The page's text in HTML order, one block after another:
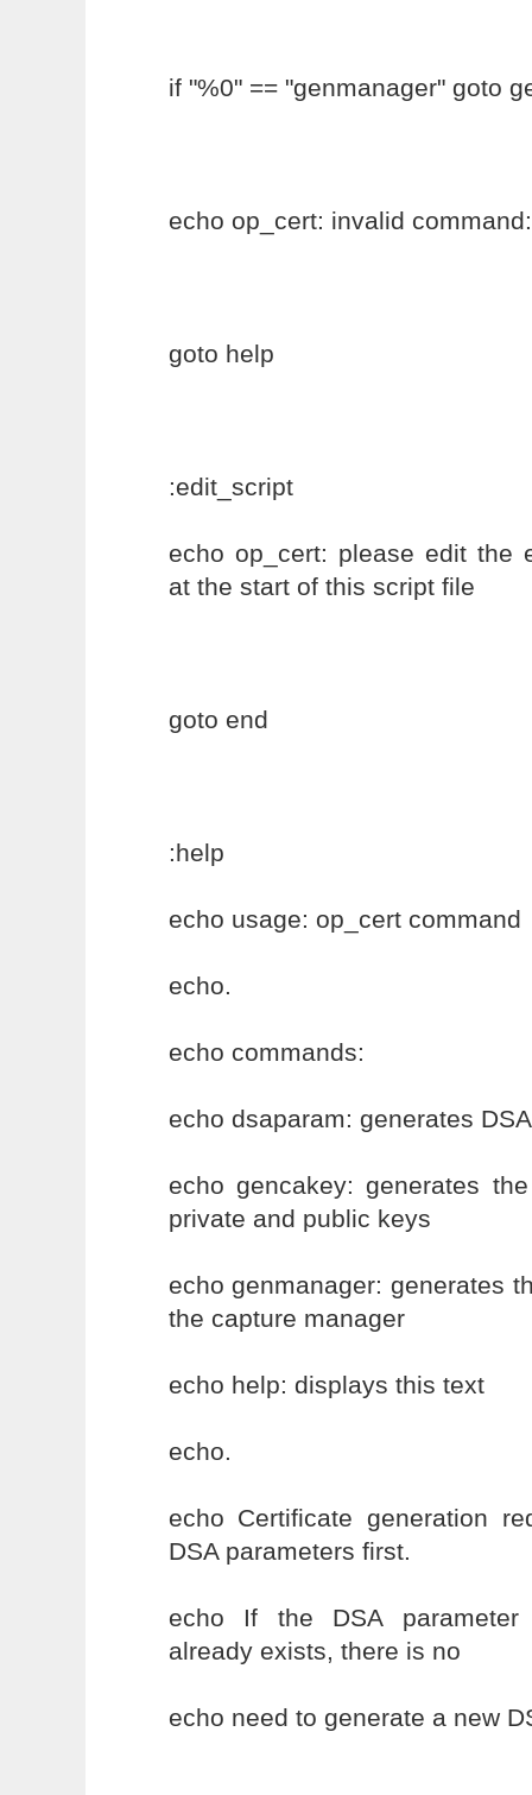
if "%0" == "genmanager" goto
echo op_cert: invalid
goto help
:edit_script
echo op_cert: please edit the
at the start of this script file
goto end
:help
echo usage: op_cert command
echo.
echo commands:
echo dsaparam: generates
echo gencakey: generates
private and public keys
echo genmanager: generates
the capture manager
echo help: displays this text
echo.
echo Certificate generation
DSA parameters first.
echo If the DSA parameter
already exists, there is no
echo need to generate a new